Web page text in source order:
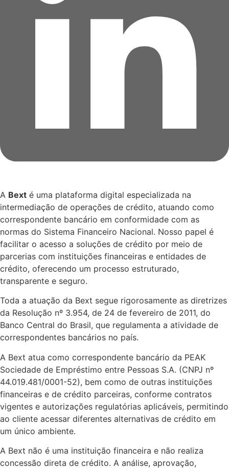
A Bext é uma plataforma digital especializada na
intermediação de operações de crédito, atuando como
correspondente bancário em conformidade com as
normas do Sistema Financeiro Nacional. Nosso papel é
facilitar o acesso a soluções de crédito por meio de
parcerias com instituições financeiras e entidades de
crédito, oferecendo um processo estruturado,
transparente e seguro.
Toda a atuação da Bext segue rigorosamente as diretrizes
da Resolução nº 3.954, de 24 de fevereiro de 2011, do
Banco Central do Brasil, que regulamenta a atividade de
correspondentes bancários no país.
A Bext atua como correspondente bancário da PEAK
Sociedade de Empréstimo entre Pessoas S.A. (CNPJ nº
44.019.481/0001-52), bem como de outras instituições
financeiras e de crédito parceiras, conforme contratos
vigentes e autorizações regulatórias aplicáveis, permitindo
ao cliente acessar diferentes alternativas de crédito em
um único ambiente.
A Bext não é uma instituição financeira e não realiza
concessão direta de crédito. A análise, aprovação,